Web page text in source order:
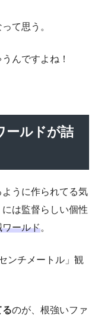
て思う。
んですよね！
ールドが詰
ように作られてる気
は監督らしい個性
ワールド。
ンチメートル」観
るのが、根強いファ